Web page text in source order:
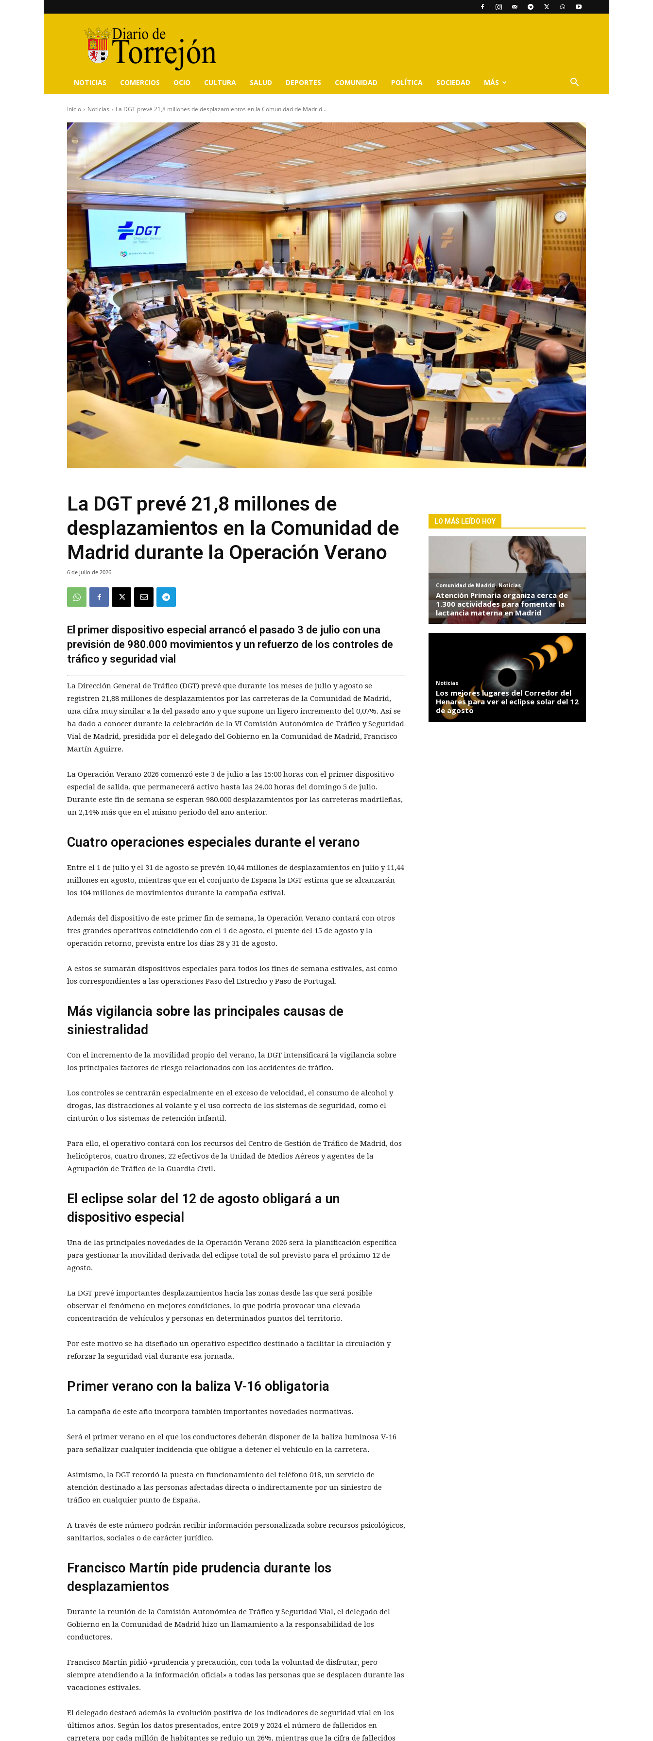
Diario
de
Torrejón
NOTICIAS COMERCIOS OCIO CULTURA SALUD DEPORTES COMUNIDAD POLÍTICA SOCIEDAD MÁS
Inicio Noticias La DGT prevé 21,8 millones de desplazamientos en la Comunidad de Madrid...
La DGT prevé 21,8 millones de
desplazamientos en la Comunidad de
Madrid durante la Operación Verano
6 de julio de 2026
El primer dispositivo especial arrancó el pasado 3 de julio con una
previsión de 980.000 movimientos y un refuerzo de los controles de
tráfico y seguridad vial
La Dirección General de Tráfico (DGT) prevé que durante los meses de julio y agosto se
registren 21,88 millones de desplazamientos por las carreteras de la Comunidad de Madrid,
una cifra muy similar a la del pasado año y que supone un ligero incremento del 0,07%. Así se
ha dado a conocer durante la celebración de la VI Comisión Autonómica de Tráfico y Seguridad
Vial de Madrid, presidida por el delegado del Gobierno en la Comunidad de Madrid, Francisco
Martín Aguirre.
La Operación Verano 2026 comenzó este 3 de julio a las 15:00 horas con el primer dispositivo
especial de salida, que permanecerá activo hasta las 24.00 horas del domingo 5 de julio.
Durante este fin de semana se esperan 980.000 desplazamientos por las carreteras madrileñas,
un 2,14% más que en el mismo periodo del año anterior.
Cuatro operaciones especiales durante el verano
Entre el 1 de julio y el 31 de agosto se prevén 10,44 millones de desplazamientos en julio y 11,44
millones en agosto, mientras que en el conjunto de España la DGT estima que se alcanzarán
los 104 millones de movimientos durante la campaña estival.
Además del dispositivo de este primer fin de semana, la Operación Verano contará con otros
tres grandes operativos coincidiendo con el 1 de agosto, el puente del 15 de agosto y la
operación retorno, prevista entre los días 28 y 31 de agosto.
A estos se sumarán dispositivos especiales para todos los fines de semana estivales, así como
los correspondientes a las operaciones Paso del Estrecho y Paso de Portugal.
Más vigilancia sobre las principales causas de
siniestralidad
Con el incremento de la movilidad propio del verano, la DGT intensificará la vigilancia sobre
los principales factores de riesgo relacionados con los accidentes de tráfico.
Los controles se centrarán especialmente en el exceso de velocidad, el consumo de alcohol y
drogas, las distracciones al volante y el uso correcto de los sistemas de seguridad, como el
cinturón o los sistemas de retención infantil.
Para ello, el operativo contará con los recursos del Centro de Gestión de Tráfico de Madrid, dos
helicópteros, cuatro drones, 22 efectivos de la Unidad de Medios Aéreos y agentes de la
Agrupación de Tráfico de la Guardia Civil.
El eclipse solar del 12 de agosto obligará a un
dispositivo especial
Una de las principales novedades de la Operación Verano 2026 será la planificación específica
para gestionar la movilidad derivada del eclipse total de sol previsto para el próximo 12 de
agosto.
La DGT prevé importantes desplazamientos hacia las zonas desde las que será posible
observar el fenómeno en mejores condiciones, lo que podría provocar una elevada
concentración de vehículos y personas en determinados puntos del territorio.
Por este motivo se ha diseñado un operativo específico destinado a facilitar la circulación y
reforzar la seguridad vial durante esa jornada.
Primer verano con la baliza V-16 obligatoria
La campaña de este año incorpora también importantes novedades normativas.
Será el primer verano en el que los conductores deberán disponer de la baliza luminosa V-16
para señalizar cualquier incidencia que obligue a detener el vehículo en la carretera.
Asimismo, la DGT recordó la puesta en funcionamiento del teléfono 018, un servicio de
atención destinado a las personas afectadas directa o indirectamente por un siniestro de
tráfico en cualquier punto de España.
A través de este número podrán recibir información personalizada sobre recursos psicológicos,
sanitarios, sociales o de carácter jurídico.
Francisco Martín pide prudencia durante los
desplazamientos
Durante la reunión de la Comisión Autonómica de Tráfico y Seguridad Vial, el delegado del
Gobierno en la Comunidad de Madrid hizo un llamamiento a la responsabilidad de los
conductores.
Francisco Martín pidió «prudencia y precaución, con toda la voluntad de disfrutar, pero
siempre atendiendo a la información oficial» a todas las personas que se desplacen durante las
vacaciones estivales.
El delegado destacó además la evolución positiva de los indicadores de seguridad vial en los
últimos años. Según los datos presentados, entre 2019 y 2024 el número de fallecidos en
carretera por cada millón de habitantes se redujo un 26%, mientras que la cifra de fallecidos
LO MÁS LEÍDO HOY